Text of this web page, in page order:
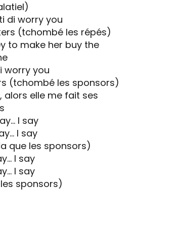
di worry you
(tchombé les répés)
to make her buy the
worry you
(tchombé les sponsors)
alors elle me fait ses
I say
I say
que les sponsors)
I say
I say
sponsors)